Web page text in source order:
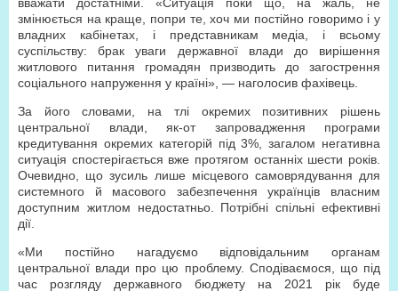
змінюється на краще, попри те, хоч ми постійно говоримо і у
владних кабінетах, і представникам медіа, і всьому
суспільству: брак уваги державної влади до вирішення
житлового питання громадян призводить до загострення
соціального напруження у країні», — наголосив фахівець.
За його словами, на тлі окремих позитивних рішень
центральної влади, як-от запровадження програми
кредитування окремих категорій під 3%, загалом негативна
ситуація спостерігається вже протягом останніх шести років.
Очевидно, що зусиль лише місцевого самоврядування для
системного й масового забезпечення українців власним
доступним житлом недостатньо. Потрібні спільні ефективні
дії.
«Ми постійно нагадуємо відповідальним органам
центральної влади про цю проблему. Сподіваємося, що під
час розгляду державного бюджету на 2021 рік буде